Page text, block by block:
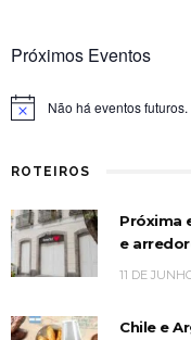
Próximos Eventos
Notice Não há eventos futuros.
ROTEIROS
Próxima
e
11 DE
Chile e